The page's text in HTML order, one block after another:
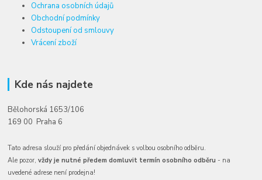
Ochrana osobních údajů
Obchodní podmínky
Odstoupení od smlouvy
Vrácení zboží
Kde nás najdete
Bělohorská 1653/106
169 00 Praha 6
Tato adresa slouží pro předání objednávek s volbou osobního odběru.
Ale pozor,vždy je nutné předem domluvit termín osobního odběru - na
uvedené adrese není prodejna!